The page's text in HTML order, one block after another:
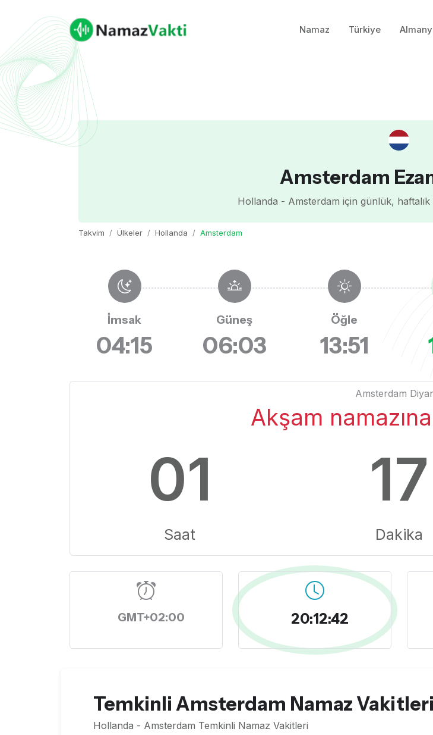
Namaz Türkiye
Amsterdam
Hollanda - Amsterdam için günlük,
Takvim Ülkeler Hollanda Amsterdam
İmsak
04:15
Güneş
06:03
Öğle
13:51
Amsterdam
Akşam
01
Saat
17
Dakika
GMT+02:00 20:12:43
Temkinli Amsterdam Namaz Vakitleri
Hollanda - Amsterdam Temkinli Namaz Vakitleri